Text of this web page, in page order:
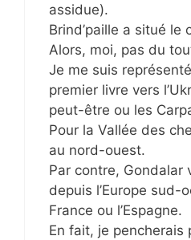
assidue).
Brind’paille a situé le
Alors, moi, pas du
Je me suis
premier livre vers
peut-être ou les
Pour la Vallée des
au nord-ouest.
Par contre, Gondalar
depuis l’Europe sud-
France ou l’Espagne.
En fait, je pencherais